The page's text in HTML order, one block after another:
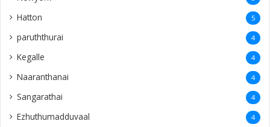
Hatton 5
paruththurai 4
Kegalle 4
Naaranthanai 4
Sangarathai 4
Ezhuthumadduvaal 4